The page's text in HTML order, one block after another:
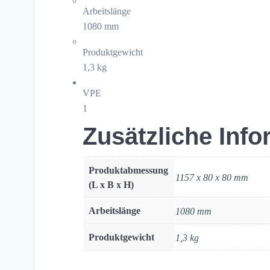
Arbeitslänge
1080 mm
Produktgewicht
1,3 kg
VPE
1
Zusätzliche
Produktabmessung
(L x B x H)
1157 x 80 x 80 mm
Arbeitslänge 1080 mm
Produktgewicht 1,3 kg